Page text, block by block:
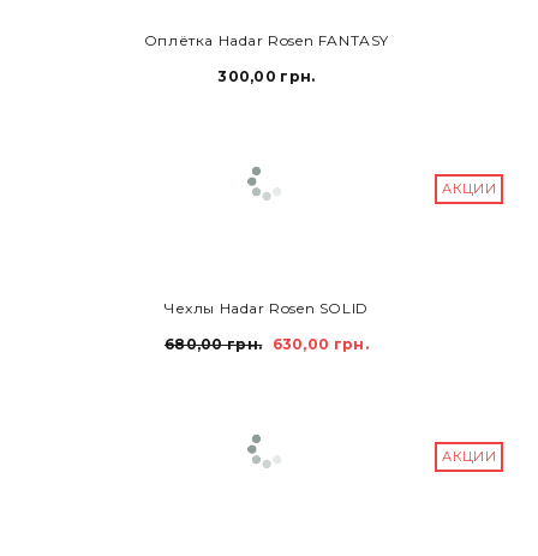
В КОРЗИНУОплётка Hadar Rosen FANTASY
300,00 грн.
АКЦИИ
Чехлы Hadar Rosen SOLID
680,00 грн.
630,00 грн.
АКЦИИ